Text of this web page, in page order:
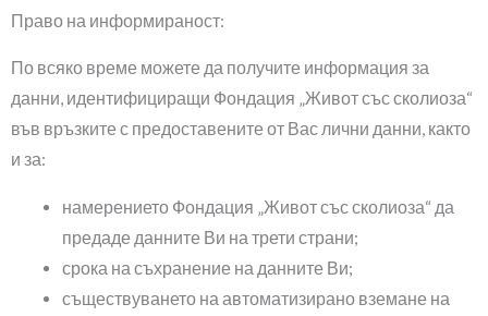
Право на информираност:
По всяко време можете да получите информация за
данни, идентифициращи Фондация „Живот със сколиоза“
във връзките с предоставените от Вас лични данни, както
и за:
намерението Фондация „Живот със сколиоза“ да
предаде данните Ви на трети страни;
срока на съхранение на данните Ви;
съществуването на автоматизирано вземане на